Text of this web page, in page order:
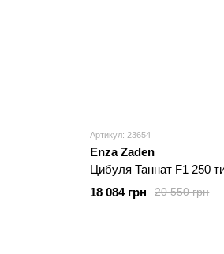
Артикул: 23654
Enza Zaden
Цибуля Таннат F1 250
20 550 грн
18 084 грн